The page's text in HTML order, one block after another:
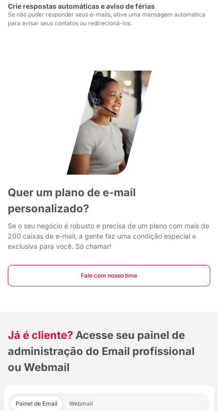
Crie respostas automáticas e aviso de férias
Se não puder responder seus e-mails, ative uma mensagem automática
para avisar seus contatos ou redirecioná-los.
Quer um plano de e-mail
personalizado?
Se o seu negócio é robusto e precisa de um plano com mais de
200 caixas de e-mail, a gente faz uma condição especial e
exclusiva para você. Só chamar!
Fale com nosso time
Já é cliente? Acesse seu painel de
administração do Email profissional
ou Webmail
Painel de Email Webmail